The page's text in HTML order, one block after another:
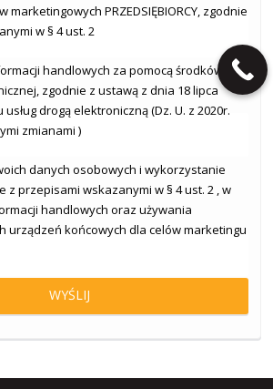
marketingowych PRZEDSIĘBIORCY, zgodnie
w § 4 ust. 2
handlowych za pomocą środków
zgodnie z ustawą z dnia 18 lipca
drogą elektroniczną (Dz. U. z 2020r.
zmianami )
danych osobowych i wykorzystanie
z przepisami wskazanymi w § 4 ust. 2 , w
handlowych oraz używania
urządzeń końcowych dla celów marketingu